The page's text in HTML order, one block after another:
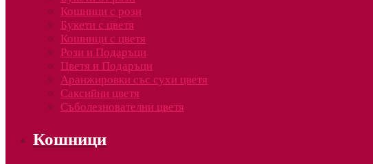
Кошници с рози
Букети с цветя
Кошници с цветя
Рози и Подаръци
Цветя и Подаръци
Аранжировки със сухи цветя
Саксийни цветя
Съболезнователни цветя
Кошници